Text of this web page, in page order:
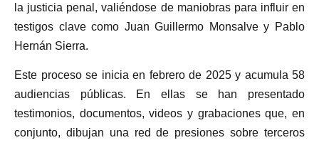
la justicia penal, valiéndose de maniobras para influir en
testigos clave como Juan Guillermo Monsalve y Pablo
Hernán Sierra.
Este proceso se inicia en febrero de 2025 y acumula 58
audiencias públicas. En ellas se han presentado
testimonios, documentos, videos y grabaciones que, en
conjunto, dibujan una red de presiones sobre terceros